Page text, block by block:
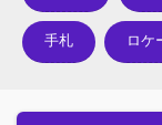
手札 ロケ